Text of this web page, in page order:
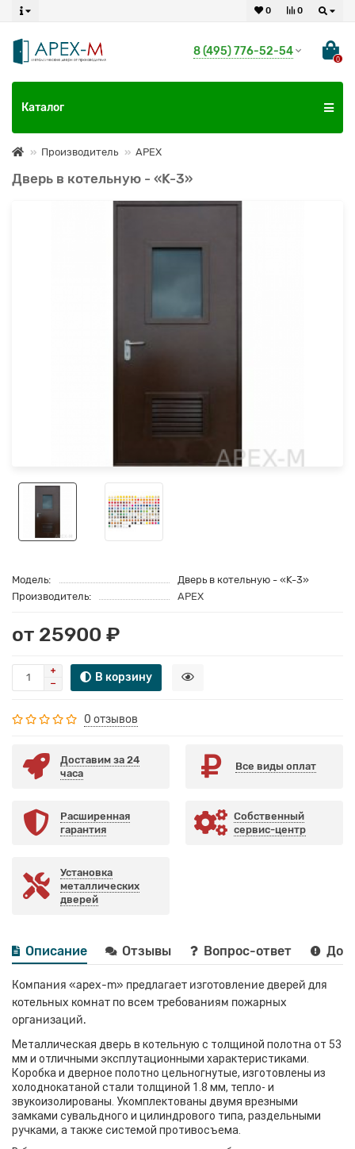
0
0
8 (495) 776-52-54
0
Каталог
Производитель APEX
Дверь в котельную - «K-3»
Модель:
Дверь в котельную - «K-3»
Производитель:
APEX
от 25900 ₽
В корзину
0 отзывов
Доставим за 24
часа
Все виды оплат
Расширенная
гарантия
Собственный
сервис-центр
Установка
металлических
дверей
Описание Отзывы Вопрос-ответ
Компания «apex-m» предлагает изготовление дверей для
котельных комнат по всем требованиям пожарных
организаций.
Металлическая дверь в котельную с толщиной полотна от 53
мм и отличными эксплутационными характеристиками.
Коробка и дверное полотно цельногнутые, изготовлены из
холоднокатаной стали толщиной 1.8 мм, тепло- и
звукоизолированы. Укомплектованы двумя врезными
замками сувальдного и цилиндрового типа, раздельными
ручками, а также системой противосъема.